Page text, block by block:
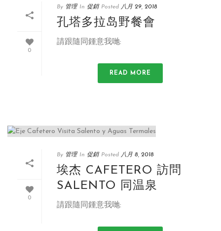
0
By 管理 In 促銷 Posted 八月 29, 2018
孔塔多拉岛野餐會
請跟隨同鍾意我哋:
READ MORE
0
By 管理 In 促銷 Posted 八月 8, 2018
埃杰 CAFETERO 訪問
SALENTO 同温泉
請跟隨同鍾意我哋: